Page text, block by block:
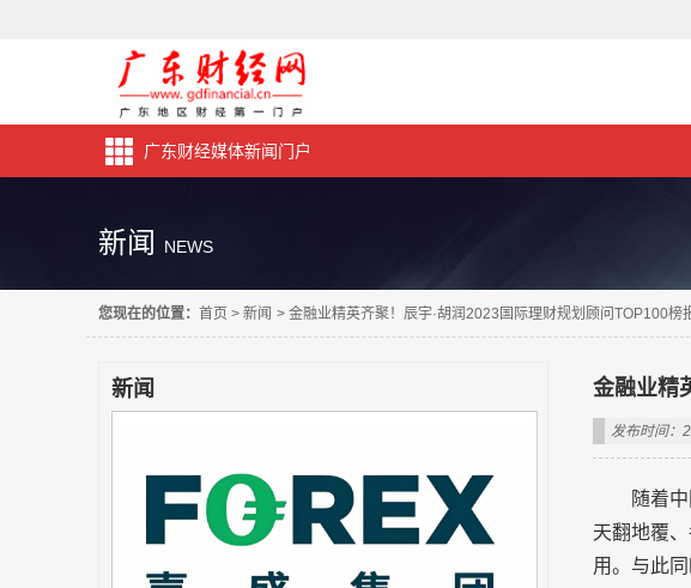
广东财经媒体新闻门户
新闻 NEWS
您现在的位置： 首页 > 新闻 > 金融业精英齐聚！辰宇·胡润2023国际理财规划顾问TOP100榜
新闻 金融业精
发布时间：
随着
天翻地覆
用。与此